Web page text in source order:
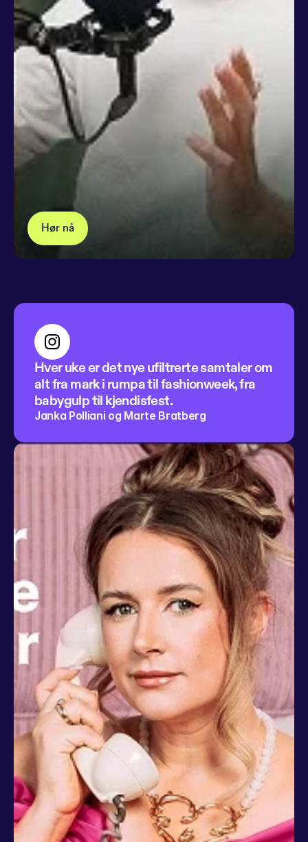
Hør nå
Hver uke er det nye ufiltrerte samtaler om
alt fra mark i rumpa til fashionweek, fra
babygulp til kjendisfest.
Janka Polliani og Marte Bratberg